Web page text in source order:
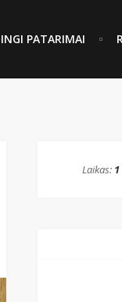
PATARIMAI
Laikas: